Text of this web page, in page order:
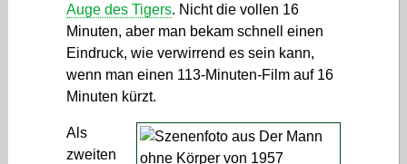
Auge des Tigers. Nicht die vollen 16
Minuten, aber man bekam schnell einen
Eindruck, wie verwirrend es sein kann,
wenn man einen 113-Minuten-Film auf 16
Minuten kürzt.
Als
zweiten